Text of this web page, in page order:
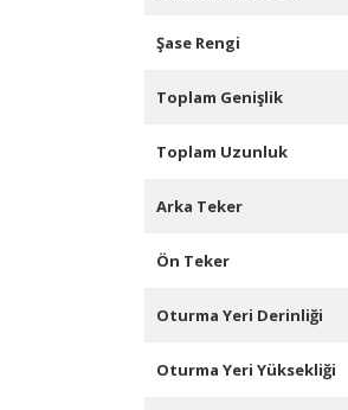
Şase Rengi
Toplam Genişlik
Toplam Uzunluk
Arka Teker
Ön Teker
Oturma Yeri Derinliği
Oturma Yeri Yüksekliği